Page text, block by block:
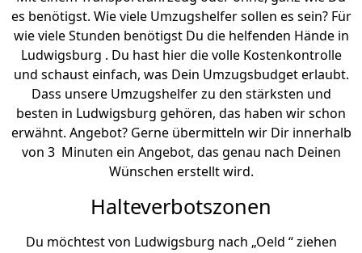
es benötigst. Wie viele Umzugshelfer sollen es sein? Für
wie viele Stunden benötigst Du die helfenden Hände in
Ludwigsburg . Du hast hier die volle Kostenkontrolle
und schaust einfach, was Dein Umzugsbudget erlaubt.
Dass unsere Umzugshelfer zu den stärksten und
besten in Ludwigsburg gehören, das haben wir schon
erwähnt. Angebot? Gerne übermitteln wir Dir innerhalb
von 3 Minuten ein Angebot, das genau nach Deinen
Wünschen erstellt wird.
Halteverbotszonen
Du möchtest von Ludwigsburg nach „Oeld “ ziehen